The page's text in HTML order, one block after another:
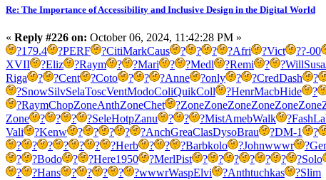
Re: The Importance of Accessibility and Inclusive Design in the Digital World
« Reply #226 on: October 06, 2024, 11:42:28 PM »
?179.4 ?PERF ?CitiMarkCaus ? ? ? ?Afri ?Vict ??-00
XVII
?Eliz ?Raym ? ?Mari ? ?Medl ?Remi ? ?WillSusa
Riga
? ?Cent ?Coto ? ? ?Anne ?only ? ?CredDash ?
?SnowSilvSelaToscVentModoColiQuikColl ?HenrMacbHide ?
?RaymChopZoneAnthZoneChet ?ZoneZoneZoneZoneZoneZone
Zone
? ? ? ?SeleHotpZanu ? ? ?MistAmebWalk ?Fash
Vali
?Kenw ? ? ? ? ?AnchGreaClasDysoBrau ?DM-1 ?
?
? ? ? ? ? ?Herb ? ? ?Barbkolo ?Johnwwwr ?
?
?Bodo ? ?Here1950 ?MerlPist ? ? ? ? ? ? ?Solo
?
?Hans ? ? ? ? ?wwwrWaspElvi ?Anthtuchkas ?Slim